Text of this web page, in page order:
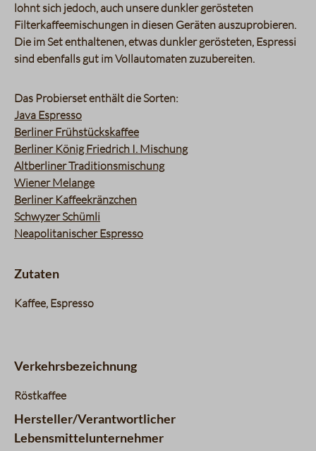
lohnt sich jedoch, auch unsere dunkler gerösteten
Filterkaffeemischungen in diesen Geräten auszuprobieren.
Die im Set enthaltenen, etwas dunkler gerösteten, Espressi
sind ebenfalls gut im Vollautomaten zuzubereiten.
Das Probierset enthält die Sorten:
Java Espresso
Berliner Frühstückskaffee
Berliner König Friedrich I. Mischung
Altberliner Traditionsmischung
Wiener Melange
Berliner Kaffeekränzchen
Schwyzer Schümli
Neapolitanischer Espresso
Zutaten
Kaffee, Espresso
Verkehrsbezeichnung
Röstkaffee
Hersteller/Verantwortlicher
Lebensmittelunternehmer